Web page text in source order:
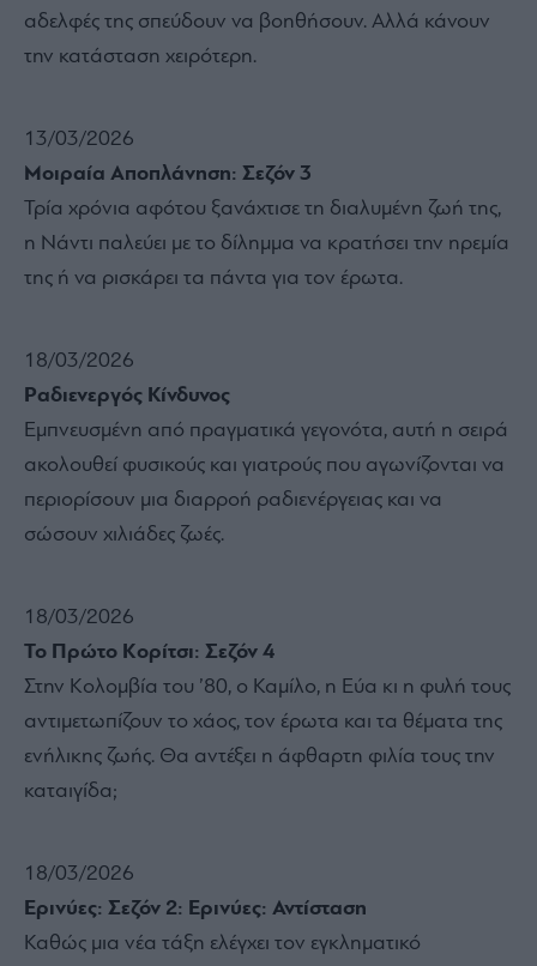
αδελφές της σπεύδουν να βοηθήσουν. Αλλά κάνουν
την κατάσταση χειρότερη.
13/03/2026
Μοιραία Αποπλάνηση: Σεζόν 3
Τρία χρόνια αφότου ξανάχτισε τη διαλυμένη ζωή της,
η Νάντι παλεύει με το δίλημμα να κρατήσει την ηρεμία
της ή να ρισκάρει τα πάντα για τον έρωτα.
18/03/2026
Ραδιενεργός Κίνδυνος
Εμπνευσμένη από πραγματικά γεγονότα, αυτή η σειρά
ακολουθεί φυσικούς και γιατρούς που αγωνίζονται να
περιορίσουν μια διαρροή ραδιενέργειας και να
σώσουν χιλιάδες ζωές.
18/03/2026
Το Πρώτο Κορίτσι: Σεζόν 4
Στην Κολομβία του ’80, ο Καμίλο, η Εύα κι η φυλή τους
αντιμετωπίζουν το χάος, τον έρωτα και τα θέματα της
ενήλικης ζωής. Θα αντέξει η άφθαρτη φιλία τους την
καταιγίδα;
18/03/2026
Ερινύες: Σεζόν 2: Ερινύες: Αντίσταση
Καθώς μια νέα τάξη ελέγχει τον εγκληματικό